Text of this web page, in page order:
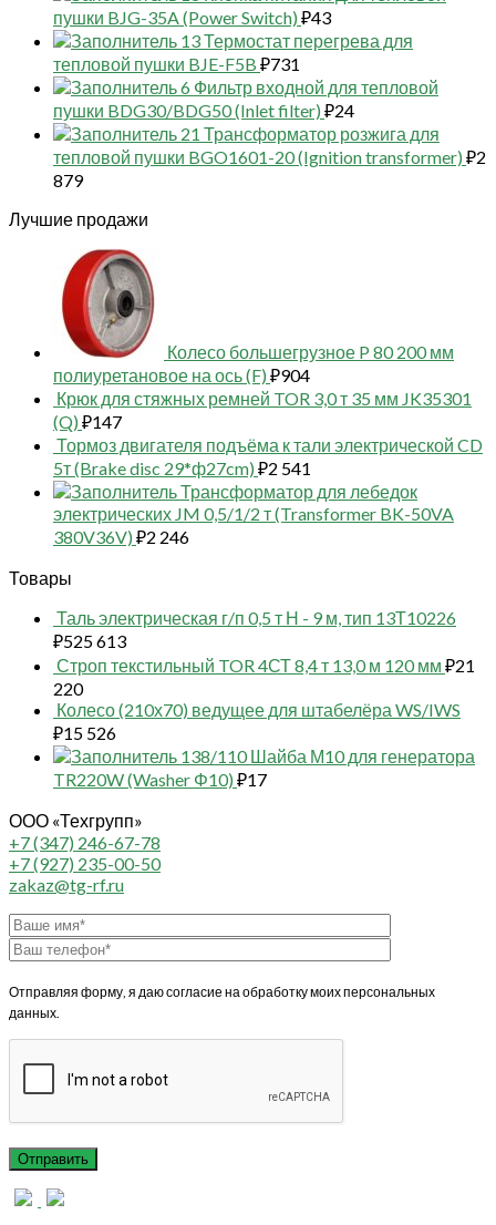
пушки BJG-35A (Power Switch) ₽43
13 Термостат перегрева для
тепловой пушки BJE-F5B ₽731
6 Фильтр входной для тепловой
пушки BDG30/BDG50 (Inlet filter) ₽24
21 Трансформатор розжига для
тепловой пушки BGO1601-20 (Ignition transformer) ₽2
879
Лучшие продажи
Колесо большегрузное P 80 200 мм
полиуретановое на ось (F) ₽904
Крюк для стяжных ремней TOR 3,0 т 35 мм JK35301
(Q) ₽147
Тормоз двигателя подъёма к тали электрической CD
5т (Brake disc 29*ф27cm) ₽2 541
Трансформатор для лебедок
электрических JM 0,5/1/2 т (Transformer BK-50VA
380V36V) ₽2 246
Товары
Таль электрическая г/п 0,5 т Н - 9 м, тип 13Т10226
₽525 613
Строп текстильный TOR 4СТ 8,4 т 13,0 м 120 мм ₽21
220
Колесо (210х70) ведущее для штабелёра WS/IWS
₽15 526
138/110 Шайба М10 для генератора
TR220W (Washer Φ10) ₽17
ООО «Техгрупп»
+7 (347) 246-67-78
+7 (927) 235-00-50
zakaz@tg-rf.ru
Отправляя форму, я даю согласие на обработку моих персональных
данных.